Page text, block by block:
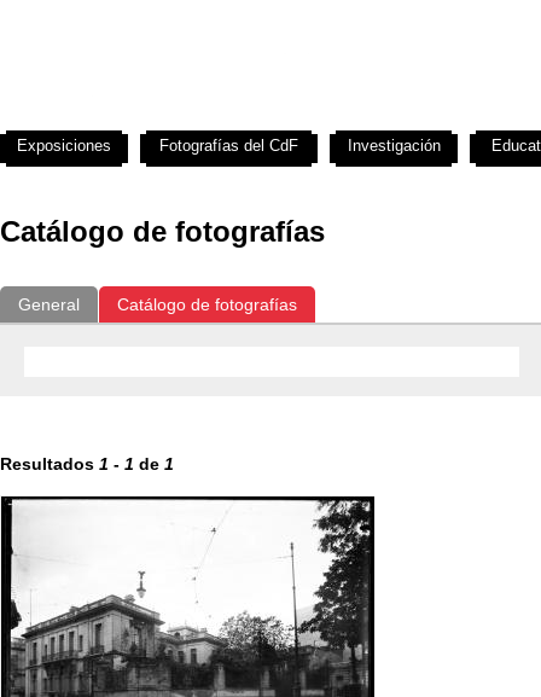
Catálogo de fotografías
General Catálogo de fotografías
Resultados 1 - 1 de 1
Exposiciones Fotografías del CdF Investigación